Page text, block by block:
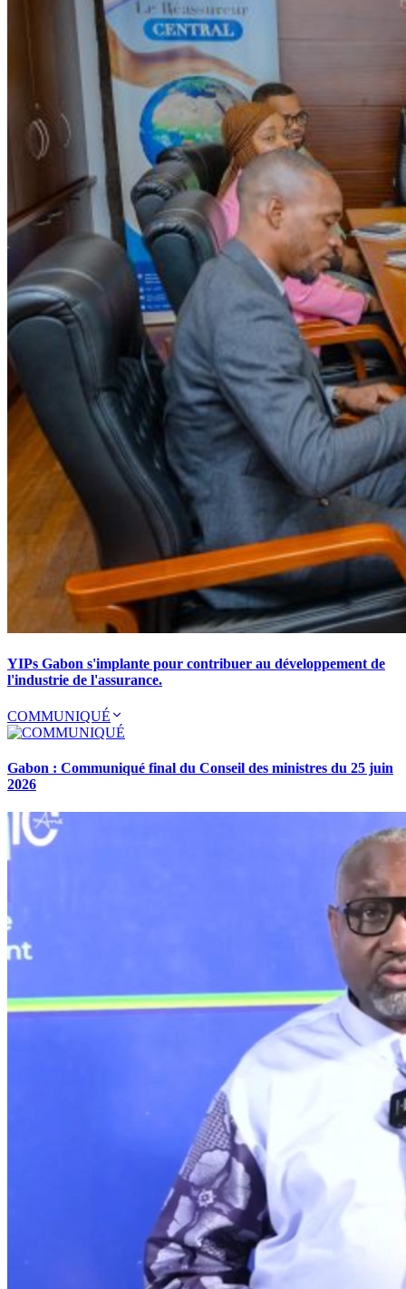
YIPs Gabon s'implante pour contribuer au développement de
l'industrie de l'assurance.
COMMUNIQUÉ
Gabon : Communiqué final du Conseil des ministres du 25 juin
2026